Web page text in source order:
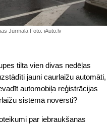
Jūrmalā Foto: iAuto.lv
tilta vien divas nedēļas
jauni caurlaižu automāti,
automobiļa reģistrācijas
sistēmā novērsti?
par iebraukšanas